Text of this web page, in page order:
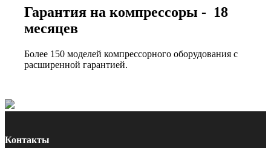
Гарантия на компрессоры - 18
месяцев
Более 150 моделей компрессорного оборудования с
расширенной гарантией.
Контакты